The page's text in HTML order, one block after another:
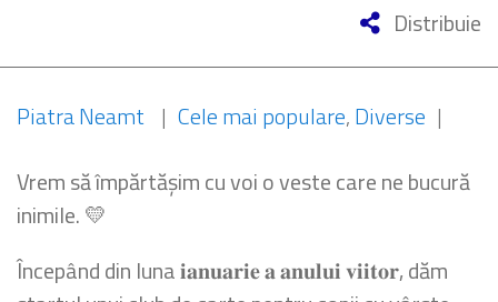
Distribuie
Piatra Neamt | Cele mai populare,Diverse |
Vrem să împărtășim cu voi o veste care ne bucură
inimile.💛
Începând din luna 𝐢𝐚𝐧𝐮𝐚𝐫𝐢𝐞 𝐚 𝐚𝐧𝐮𝐥𝐮𝐢 𝐯𝐢𝐢𝐭𝐨𝐫, dăm